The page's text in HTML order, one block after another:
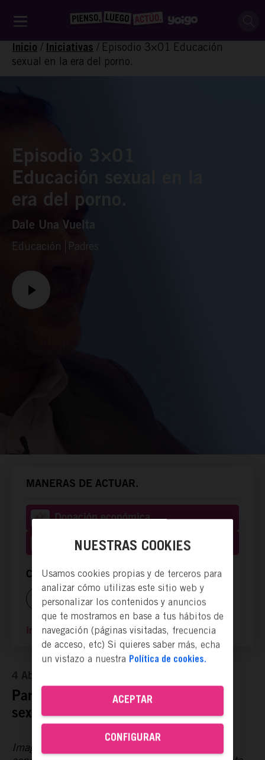
Inicio / Iniciativas / Episodio 3×01 Educación
sexual en la era del porno.
Episodio 3×01
Educación sexual en la
era del porno.
Dale Una Vuelta
Educación Padres
MANERAS DE ACTUAR.
Donación económica
Hacer voluntariado
Compartir ya es actuar:
Ir a la página web
4 Abr, 2024
Para que el primer contacto con lo
sexual no sea el porno.
Imagina que empiezas a detectar un cambio de
NUESTRAS COOKIES
Usamos cookies propias y de terceros para
analizar cómo utilizas este sitio web y
personalizar los contenidos y anuncios
que te mostramos en base a tus hábitos de
navegación (páginas visitadas, frecuencia
de acceso, etc) Si quieres saber más, echa
un vistazo a nuestra Política de cookies.
ACEPTAR
CONFIGURAR